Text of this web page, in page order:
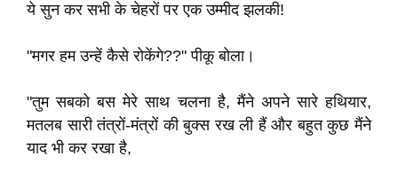
ये सुन कर सभी के चेहरों पर एक उम्मीद झलकी!
"मगर हम उन्हें कैसे रोकेंगे??" पीकू बोला।
"तुम सबको बस मेरे साथ चलना है, मैंने अपने सारे हथियार,
मतलब सारी तंत्रों-मंत्रों की बुक्स रख ली हैं और बहुत कुछ मैंने
याद भी कर रखा है,